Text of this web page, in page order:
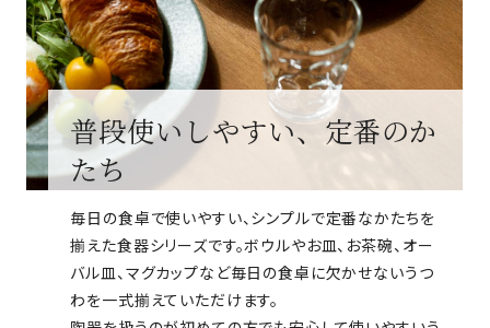
普段使いしやすい、定番のか
たち
毎日の食卓で使いやすい、シンプルで定番なかたちを
揃えた食器シリーズです。ボウルやお皿、お茶碗、オー
バル皿、マグカップなど毎日の食卓に欠かせないうつ
わを一式揃えていただけます。